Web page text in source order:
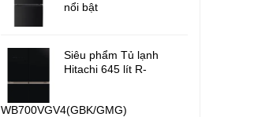
nổi bật
Siêu phẩm Tủ lạnh
Hitachi 645 lít R-
WB700VGV4(GBK/GMG)